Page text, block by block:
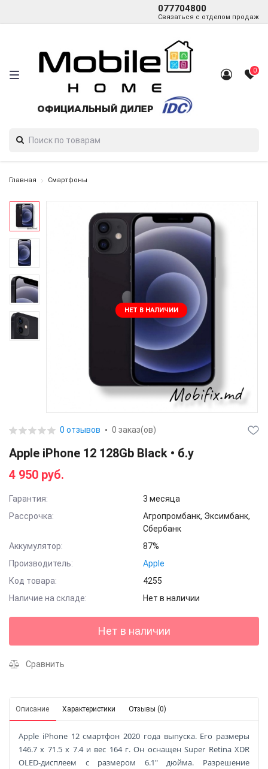
077704800
Связаться с отделом продаж
0
Главная Смартфоны
НЕТ В НАЛИЧИИ
0 отзывов 0 заказ(ов)
Apple iPhone 12 128Gb Black • б.у
4 950 руб.
Гарантия:
3 месяца
Рассрочка:
Агропромбанк, Эксимбанк,
Сбербанк
Аккумулятор:
87%
Производитель:
Apple
Код товара:
4255
Наличие на складе:
Нет в наличии
Нет в наличии
Сравнить
Описание Характеристики Отзывы (0)
Apple iPhone 12 смартфон 2020 года выпуска. Его размеры
146.7 x 71.5 x 7.4 и вес 164 г. Он оснащен Super Retina XDR
OLED-дисплеем с размером 6.1" дюйма. Разрешение